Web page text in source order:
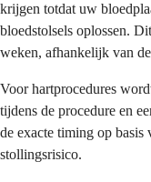
krijgen totdat uw
bloedstolsels oplossen.
weken, afhankelijk van
Voor hartprocedures
tijdens de procedure en
de exacte timing op basis
stollingsrisico.